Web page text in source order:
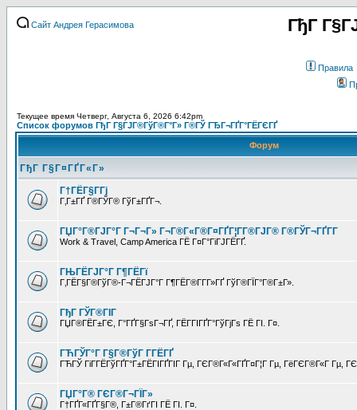
Сайт Андрея Герасимова ГђГ
Правила
Текущее время Четверг, Августа 6, 2026 6:42pm
Список форумов ГђГ Г§ГЈГ®ГўГ®Г°Г» Г®ГЎ ГЂГ¬ГҐГ°ГЁГЄГҐ
Форум
ГђГ Г§Г¤ГҐГ«Г»
Г†ГЁГ§Г­Гј
Г‚Г±ГҐ Г®ГЎГ® ГўГ±ГҐГ¬.
ГЏГ°Г®ГЈГ°Г Г¬Г¬Г» Г¬Г®Г«Г®Г¤ГҐГ¦Г­Г®ГЈГ® Г®ГЎГ¬ГҐГ­Г
Work & Travel, Camp America ГЁ Г¤Г°ГіГЈГЁГҐ.
ГЊГЁГЈГ°Г Г¶ГЁГї
Г‚ГЁГ§Г®ГўГ®-Г¬ГЁГЈГ°Г Г¶ГЁГ®Г­Г­Г»ГҐ ГўГ®ГЇГ°Г®Г±Г».
ГђГ ГЎГ®ГІГ
ГЏГ®ГЁГ±ГЄ, Г°ГҐГ§ГѕГ¬ГҐ, ГЁГ­ГІГҐГ°ГўГјГѕ ГЁ ГІ. Г¤.
ГЋГЎГ°Г Г§Г®ГўГ Г­ГЁГҐ
ГЋГЎ ГіГ­ГЁГўГҐГ°Г±ГЁГІГҐГІГ Гµ, ГЄГ®Г«Г«ГҐГ¤Г¦Г Гµ, ГёГЄГ®Г«Г Гµ,
ГЏГ°Г® ГЄГ®Г¬ГЇГ»
Г†ГҐГ«ГҐГ§Г®, Г±Г®ГґГІ ГЁ ГІ. Г¤.